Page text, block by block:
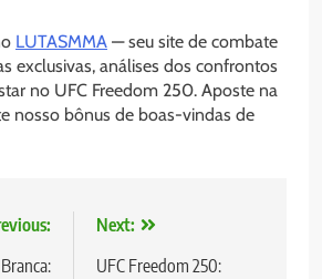
LUTASMMA — seu site de combate
exclusivas, análises dos confrontos
no UFC Freedom 250. Aposte na
nosso bônus de boas-vindas de
Next:
UFC Freedom 250: